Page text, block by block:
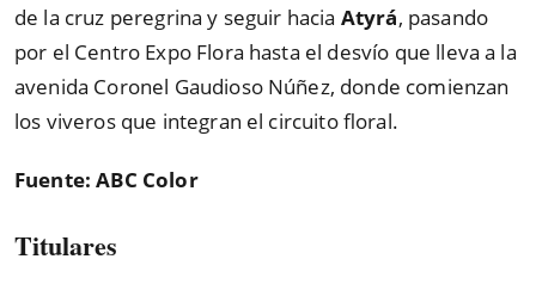
de la cruz peregrina y seguir hacia Atyrá, pasando
por el Centro Expo Flora hasta el desvío que lleva a la
avenida Coronel Gaudioso Núñez, donde comienzan
los viveros que integran el circuito floral.
Fuente: ABC Color
Titulares